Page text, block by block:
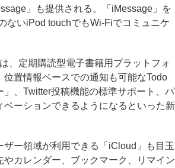
」も提供される。「iMessage」を
ないiPod touchでもWi-Fiでコミュニケ
、定期購読型電子書籍用プラットフォ
位置情報ベースでの通知も可能なTodo
」、Twitter投稿機能の標準サポート、パ
ベーションできるようになるといった新
ー領域が利用できる「iCloud」も目玉
やカレンダー、ブックマーク、リマイン